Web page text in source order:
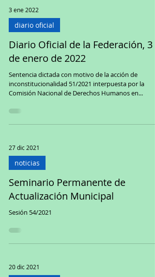
3 ene 2022
diario oficial
Diario Oficial de la Federación, 3
de enero de 2022
Sentencia dictada con motivo de la acción de
inconstitucionalidad 51/2021 interpuesta por la
Comisión Nacional de Derechos Humanos en...
27 dic 2021
noticias
Seminario Permanente de
Actualización Municipal
Sesión 54/2021
20 dic 2021